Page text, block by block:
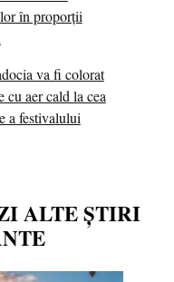
în proporții
va fi colorat
cu aer cald la cea
a festivalului
ALTE ȘTIRI